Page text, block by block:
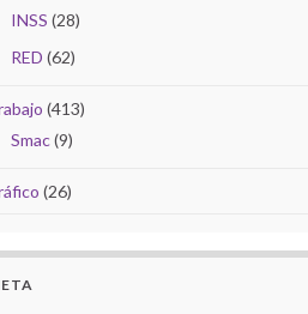
INSS (28)
RED (62)
(413)
Smac(9)
(26)